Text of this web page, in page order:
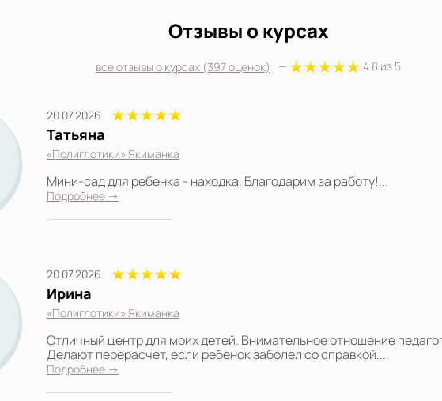
Отзывы о курсах
все отзывы о курсах (397 оценок) — 4.8 из 5
20.07.2026
Татьяна
«Полиглотики» Якиманка
Мини-сад для ребенка - находка. Благодарим за работу!...
Подробнее →
20.07.2026
Ирина
«Полиглотики» Якиманка
Отличный центр для моих детей. Внимательное отношение
Делают перерасчет, если ребенок заболел со справкой....
Подробнее →